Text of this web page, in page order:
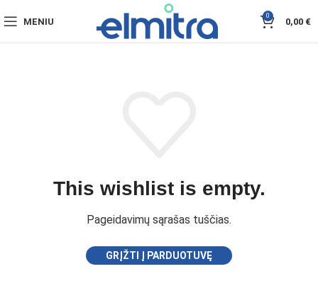
MENIU
0
0,00 €
This wishlist is empty.
Pageidavimų sąrašas tuščias.
GRĮŽTI Į PARDUOTUVĘ